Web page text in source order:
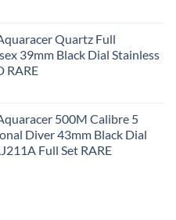
Quartz Full
39mm Black Dial Stainless
RARE
500M Calibre 5
Diver 43mm Black Dial
Full Set RARE